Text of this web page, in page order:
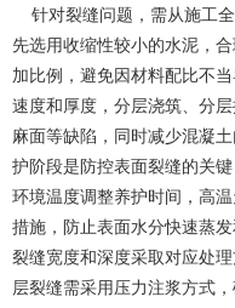
针对裂缝问题，需从施工
先选用收缩性较小的水泥，
加比例，避免因材料配比不
速度和厚度，分层浇筑、分
麻面等缺陷，同时减少混凝
护阶段是防控表面裂缝的关
环境温度调整养护时间，高
措施，防止表面水分快速蒸
裂缝宽度和深度采取对应处
层裂缝需采用压力注浆方式，